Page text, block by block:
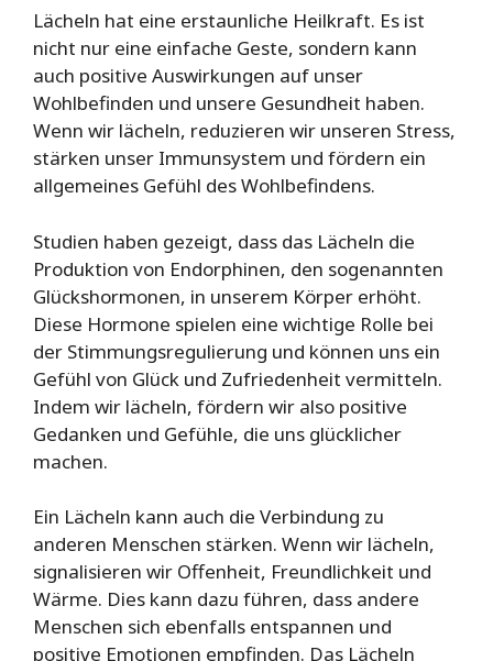
Lächeln hat eine erstaunliche Heilkraft. Es ist
nicht nur eine einfache Geste, sondern kann
auch positive Auswirkungen auf unser
Wohlbefinden und unsere Gesundheit haben.
Wenn wir lächeln, reduzieren wir unseren Stress,
stärken unser Immunsystem und fördern ein
allgemeines Gefühl des Wohlbefindens.
Studien haben gezeigt, dass das Lächeln die
Produktion von Endorphinen, den sogenannten
Glückshormonen, in unserem Körper erhöht.
Diese Hormone spielen eine wichtige Rolle bei
der Stimmungsregulierung und können uns ein
Gefühl von Glück und Zufriedenheit vermitteln.
Indem wir lächeln, fördern wir also positive
Gedanken und Gefühle, die uns glücklicher
machen.
Ein Lächeln kann auch die Verbindung zu
anderen Menschen stärken. Wenn wir lächeln,
signalisieren wir Offenheit, Freundlichkeit und
Wärme. Dies kann dazu führen, dass andere
Menschen sich ebenfalls entspannen und
positive Emotionen empfinden. Das Lächeln